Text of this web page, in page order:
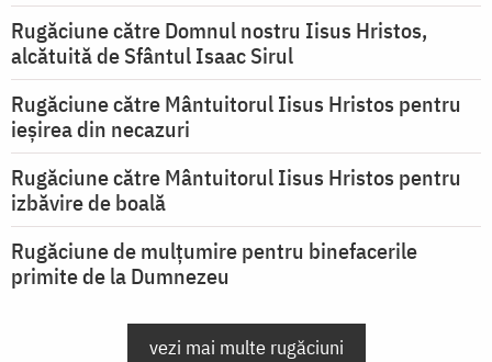
Rugăciune către Domnul nostru Iisus Hristos,
alcătuită de Sfântul Isaac Sirul
Rugăciune către Mântuitorul Iisus Hristos pentru
ieşirea din necazuri
Rugăciune către Mântuitorul Iisus Hristos pentru
izbăvire de boală
Rugăciune de mulțumire pentru binefacerile
primite de la Dumnezeu
vezi mai multe rugăciuni